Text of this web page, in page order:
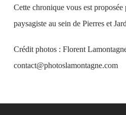
Cette chronique vous est
paysagiste au sein de Pierres et
Crédit photos : Florent
contact@photoslamontagne.com